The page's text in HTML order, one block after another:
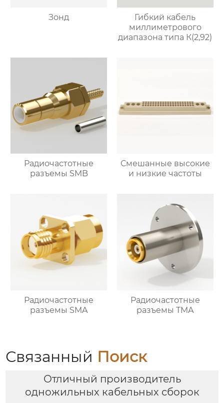
Зонд
Гибкий кабель
миллиметрового
диапазона типа К(2,92)
Радиочастотные
разъемы SMB
Смешанные высокие
и низкие частоты
Радиочастотные
разъемы SMA
Радиочастотные
разъемы TMA
Связанный Поиск
Отличный производитель
одножильных кабельных сборок